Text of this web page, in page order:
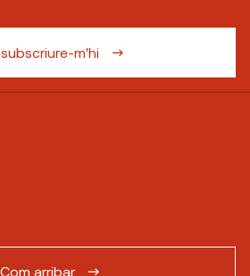
m'hi
Com arribar